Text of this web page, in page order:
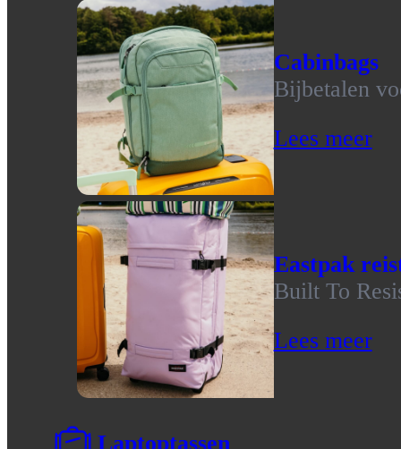
Cabinbags
Bijbetalen
Lees meer
Eastpak
Built To
Lees meer
Laptoptassen